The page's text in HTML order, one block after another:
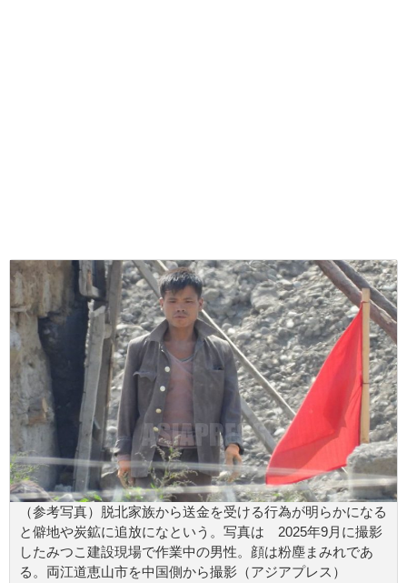
（参考写真）脱北家族から送金を受ける行為が明らかになる
と僻地や炭鉱に追放になという。写真は 2025年9月に撮影
したみつこ建設現場で作業中の男性。顔は粉塵まみれであ
る。両江道恵山市を中国側から撮影（アジアプレス）